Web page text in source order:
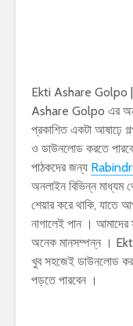
Ekti Ashare Golpo |
Ashare Golpo এর
প্রকাশিত একটা আষাঢ়ে
ও ডাউনলোড করতে
পাঠকদের জন্য
অনলাইন বিভিন্ন মাধ্যম
শেয়ার করে থাকি, যাতে
নাগালেই পান ।
অনেক মানসম্পন্ন ।
খুব সহজেই ডাউনলোড
পড়তে পারবেন ।